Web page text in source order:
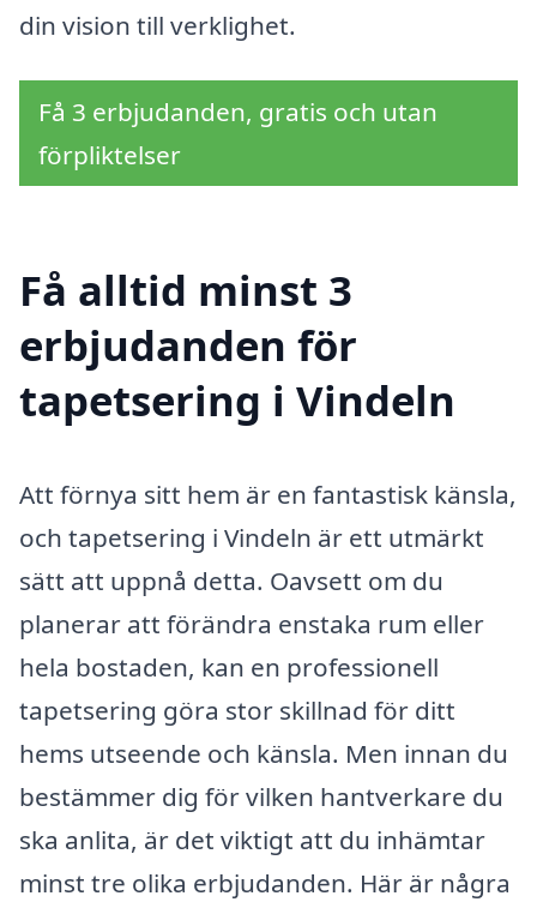
din vision till verklighet.
Få 3 erbjudanden, gratis och utan
förpliktelser
Få alltid minst 3
erbjudanden för
tapetsering i Vindeln
Att förnya sitt hem är en fantastisk känsla,
och tapetsering i Vindeln är ett utmärkt
sätt att uppnå detta. Oavsett om du
planerar att förändra enstaka rum eller
hela bostaden, kan en professionell
tapetsering göra stor skillnad för ditt
hems utseende och känsla. Men innan du
bestämmer dig för vilken hantverkare du
ska anlita, är det viktigt att du inhämtar
minst tre olika erbjudanden. Här är några